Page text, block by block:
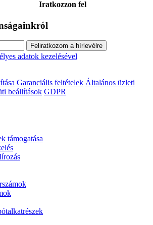
Iratkozzon fel
adatok kezelésével
Garanciális feltételek Általános üzleti
beállítások GDPR
támogatása